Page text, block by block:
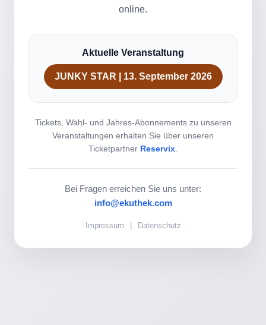
online.
Aktuelle Veranstaltung
JUNKY STAR | 13. September 2026
Tickets, Wahl- und Jahres-Abonnements zu unseren
Veranstaltungen erhalten Sie über unseren
Ticketpartner Reservix
Bei Fragen erreichen Sie uns unter:
info@ekuthek.com
Impressum | Datenschutz